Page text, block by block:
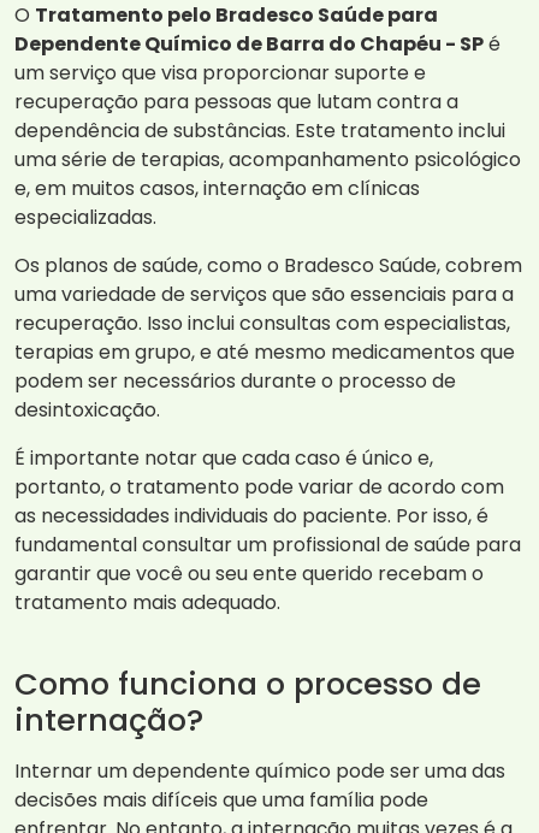
O Tratamento pelo Bradesco Saúde para
Dependente Químico de Barra do Chapéu - SPé
um serviço que visa proporcionar suporte e
recuperação para pessoas que lutam contra a
dependência de substâncias. Este tratamento inclui
uma série de terapias, acompanhamento psicológico
e, em muitos casos, internação em clínicas
especializadas.
Os planos de saúde, como o Bradesco Saúde, cobrem
uma variedade de serviços que são essenciais para a
recuperação. Isso inclui consultas com especialistas,
terapias em grupo, e até mesmo medicamentos que
podem ser necessários durante o processo de
desintoxicação.
É importante notar que cada caso é único e,
portanto, o tratamento pode variar de acordo com
as necessidades individuais do paciente. Por isso, é
fundamental consultar um profissional de saúde para
garantir que você ou seu ente querido recebam o
tratamento mais adequado.
Como funciona o processo de
internação?
Internar um dependente químico pode ser uma das
decisões mais difíceis que uma família pode